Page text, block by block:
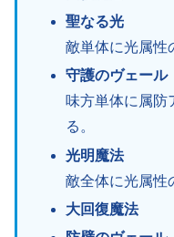
聖なる光
敵単体に光属性
守護のヴェール
味方単体に属防
る。
光明魔法
敵全体に光属性
大回復魔法